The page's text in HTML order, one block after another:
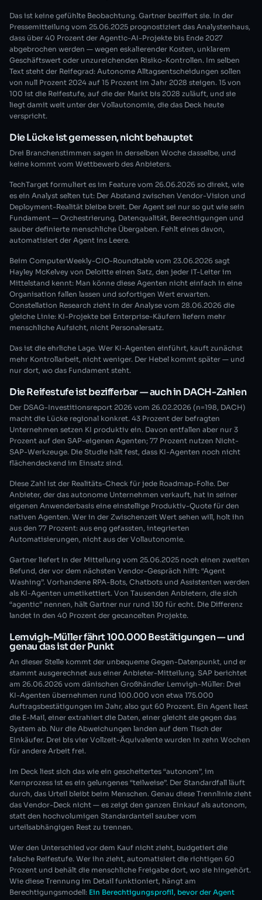
Das ist keine gefühlte Beobachtung. Gartner beziffert sie. In der
Pressemitteilung vom 25.06.2025 prognostiziert das Analystenhaus,
dass über 40 Prozent der Agentic-AI-Projekte bis Ende 2027
abgebrochen werden — wegen eskalierender Kosten, unklarem
Geschäftswert oder unzureichenden Risiko-Kontrollen. Im selben
Text steht der Reifegrad: Autonome Alltagsentscheidungen sollen
von null Prozent 2024 auf 15 Prozent im Jahr 2028 steigen. 15 von
100 ist die Reifestufe, auf die der Markt bis 2028 zuläuft, und sie
liegt damit weit unter der Vollautonomie, die das Deck heute
verspricht.
Die Lücke ist gemessen, nicht behauptet
Drei Branchenstimmen sagen in derselben Woche dasselbe, und
keine kommt vom Wettbewerb des Anbieters.
TechTarget formuliert es im Feature vom 26.06.2026 so direkt, wie
es ein Analyst selten tut: Der Abstand zwischen Vendor-Vision und
Deployment-Realität bleibe breit. Der Agent sei nur so gut wie sein
Fundament — Orchestrierung, Datenqualität, Berechtigungen und
sauber definierte menschliche Übergaben. Fehlt eines davon,
automatisiert der Agent ins Leere.
Beim ComputerWeekly-CIO-Roundtable vom 23.06.2026 sagt
Hayley McKelvey von Deloitte einen Satz, den jeder IT-Leiter im
Mittelstand kennt: Man könne diese Agenten nicht einfach in eine
Organisation fallen lassen und sofortigen Wert erwarten.
Constellation Research zieht in der Analyse vom 28.06.2026 die
gleiche Linie: KI-Projekte bei Enterprise-Käufern liefern mehr
menschliche Aufsicht, nicht Personalersatz.
Das ist die ehrliche Lage. Wer KI-Agenten einführt, kauft zunächst
mehr Kontrollarbeit, nicht weniger. Der Hebel kommt später — und
nur dort, wo das Fundament steht.
Die Reifestufe ist bezifferbar — auch in DACH-Zahlen
Der DSAG-Investitionsreport 2026 vom 26.02.2026 (n=198, DACH)
macht die Lücke regional konkret. 43 Prozent der befragten
Unternehmen setzen KI produktiv ein. Davon entfallen aber nur 3
Prozent auf den SAP-eigenen Agenten; 77 Prozent nutzen Nicht-
SAP-Werkzeuge. Die Studie hält fest, dass KI-Agenten noch nicht
flächendeckend im Einsatz sind.
Diese Zahl ist der Realitäts-Check für jede Roadmap-Folie. Der
Anbieter, der das autonome Unternehmen verkauft, hat in seiner
eigenen Anwenderbasis eine einstellige Produktiv-Quote für den
nativen Agenten. Wer in der Zwischenzeit Wert sehen will, holt ihn
aus den 77 Prozent: aus eng gefassten, integrierten
Automatisierungen, nicht aus der Vollautonomie.
Gartner liefert in der Mitteilung vom 25.06.2025 noch einen zweiten
Befund, der vor dem nächsten Vendor-Gespräch hilft: “Agent
Washing”. Vorhandene RPA-Bots, Chatbots und Assistenten werden
als KI-Agenten umetikettiert. Von Tausenden Anbietern, die sich
“agentic” nennen, hält Gartner nur rund 130 für echt. Die Differenz
landet in den 40 Prozent der gecancelten Projekte.
Lemvigh-Müller fährt 100.000 Bestätigungen — und
genau das ist der Punkt
An dieser Stelle kommt der unbequeme Gegen-Datenpunkt, und er
stammt ausgerechnet aus einer Anbieter-Mitteilung. SAP berichtet
am 26.06.2026 vom dänischen Großhändler Lemvigh-Müller: Drei
KI-Agenten übernehmen rund 100.000 von etwa 175.000
Auftragsbestätigungen im Jahr, also gut 60 Prozent. Ein Agent liest
die E-Mail, einer extrahiert die Daten, einer gleicht sie gegen das
System ab. Nur die Abweichungen landen auf dem Tisch der
Einkäufer. Drei bis vier Vollzeit-Äquivalente wurden in zehn Wochen
für andere Arbeit frei.
Im Deck liest sich das wie ein gescheitertes “autonom”, im
Kernprozess ist es ein gelungenes “teilweise”. Der Standardfall läuft
durch, das Urteil bleibt beim Menschen. Genau diese Trennlinie zieht
das Vendor-Deck nicht — es zeigt den ganzen Einkauf als autonom,
statt den hochvolumigen Standardanteil sauber vom
urteilsabhängigen Rest zu trennen.
Wer den Unterschied vor dem Kauf nicht zieht, budgetiert die
falsche Reifestufe. Wer ihn zieht, automatisiert die richtigen 60
Prozent und behält die menschliche Freigabe dort, wo sie hingehört.
Wie diese Trennung im Detail funktioniert, hängt am
Berechtigungsmodell: Ein Berechtigungsprofil, bevor der Agent